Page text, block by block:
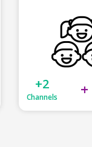
+2
Channels